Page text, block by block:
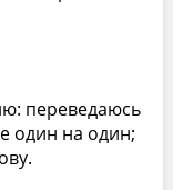
переведаюсь
один на один;